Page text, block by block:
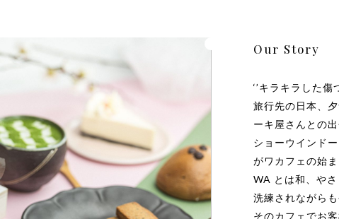
Our Story
‘’キラキラした傷
旅行先の日本、
ーキ屋さんとの出
ショーウインド
がワカフェの始ま
WA とは和、や
洗練されながら
そのカフェでお